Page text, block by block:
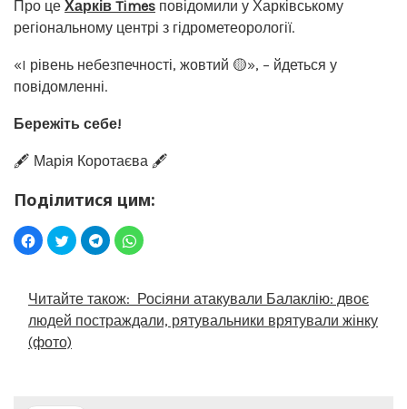
Про це Харків Times повідомили у Харківському
регіональному центрі з гідрометеорології.
«I рівень небезпечності, жовтий 🟡», – йдеться у
повідомленні.
Бережіть себе!
🖋️ Марія Коротаєва 🖋️
Поділитися цим:
Читайте також: Росіяни атакували Балаклію: двоє
людей постраждали, рятувальники врятували жінку
(фото)